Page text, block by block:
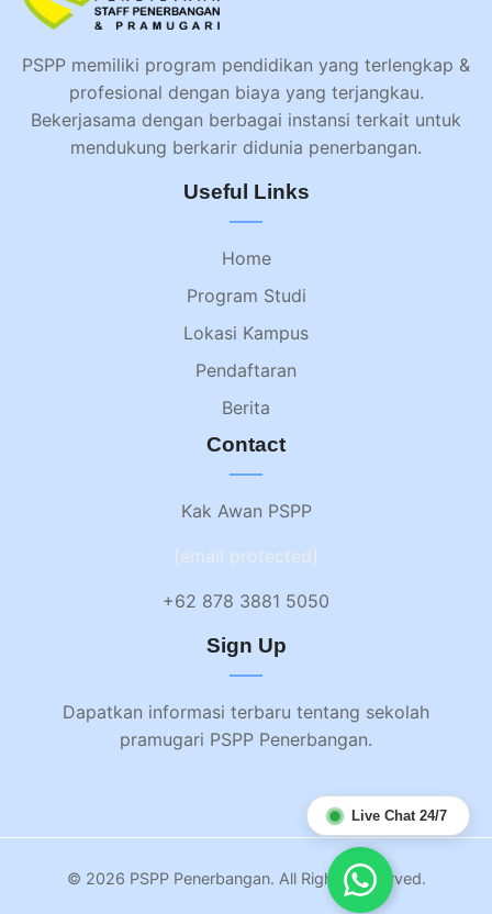
PSPP memiliki program pendidikan yang terlengkap &
profesional dengan biaya yang terjangkau.
Bekerjasama dengan berbagai instansi terkait untuk
mendukung berkarir didunia penerbangan.
Useful Links
Home
Program Studi
Lokasi Kampus
Pendaftaran
Berita
Contact
Kak Awan PSPP
[email protected]
+62 878 3881 5050
Sign Up
Dapatkan informasi terbaru tentang sekolah
pramugari PSPP Penerbangan.
© 2026 PSPP Penerbangan. All Rights Reserved.
Live Chat 24/7